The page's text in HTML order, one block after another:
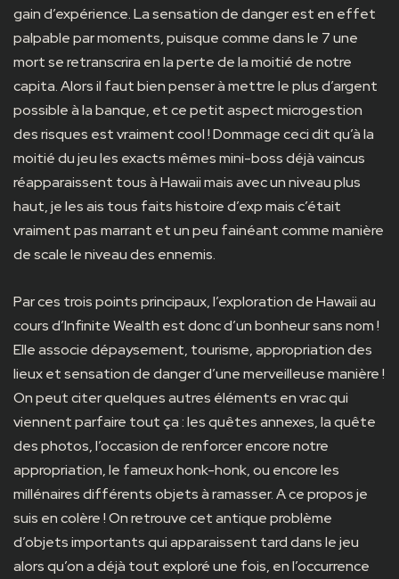
gain d’expérience. La sensation de danger est en effet
palpable par moments, puisque comme dans le 7 une
mort se retranscrira en la perte de la moitié de notre
capita. Alors il faut bien penser à mettre le plus d’argent
possible à la banque, et ce petit aspect microgestion
des risques est vraiment cool ! Dommage ceci dit qu’à la
moitié du jeu les exacts mêmes mini-boss déjà vaincus
réapparaissent tous à Hawaii mais avec un niveau plus
haut, je les ais tous faits histoire d’exp mais c’était
vraiment pas marrant et un peu fainéant comme manière
de scale le niveau des ennemis.
Par ces trois points principaux, l’exploration de Hawaii au
cours d’Infinite Wealth est donc d’un bonheur sans nom !
Elle associe dépaysement, tourisme, appropriation des
lieux et sensation de danger d’une merveilleuse manière !
On peut citer quelques autres éléments en vrac qui
viennent parfaire tout ça : les quêtes annexes, la quête
des photos, l’occasion de renforcer encore notre
appropriation, le fameux honk-honk, ou encore les
millénaires différents objets à ramasser. A ce propos je
suis en colère ! On retrouve cet antique problème
d’objets importants qui apparaissent tard dans le jeu
alors qu’on a déjà tout exploré une fois, en l’occurrence